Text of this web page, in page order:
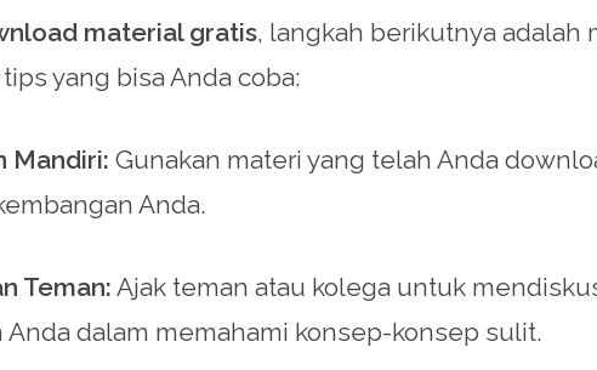
material gratis, langkah berikutnya
yang bisa Anda coba:
Mandiri: Gunakan materi yang telah Anda
Anda.
Teman: Ajak teman atau kolega untuk
dalam memahami konsep-konsep sulit.